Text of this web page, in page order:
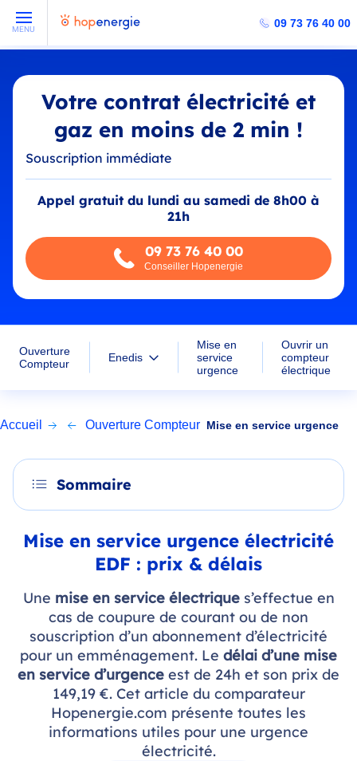
MENU 09 73 76 40 00
Votre contrat électricité et
gaz en moins de 2 min !
Souscription immédiate
Appel gratuit du lundi au samedi de 8h00 à
21h
09 73 76 40 00
Conseiller Hopenergie
Ouverture
Compteur
Enedis
Mise en
service
urgence
Ouvrir un
compteur
électrique
Accueil Ouverture Compteur Mise en service urgence
Sommaire
Mise en service urgence électricité
EDF : prix & délais
Une mise en service électriques’effectue en
cas de coupure de courant ou de non
souscription d’un abonnement d’électricité
pour un emménagement. Le délai d’une mise
en service d’urgence est de 24h et son prix de
149,19 €. Cet article du comparateur
Hopenergie.com présente toutes les
informations utiles pour une urgence
électricité.